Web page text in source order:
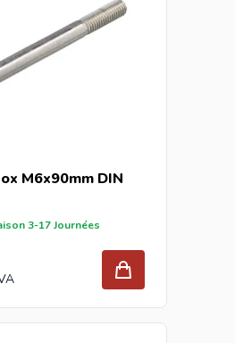
M6x90mm DIN
3-17 Journées